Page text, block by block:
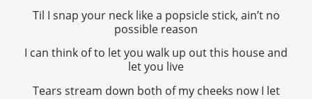
Til I snap your neck like a popsicle stick, ain’t no
possible reason
I can think of to let you walk up out this house and
let you live
Tears stream down both of my cheeks now I let